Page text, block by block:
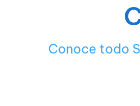
Conoce todo